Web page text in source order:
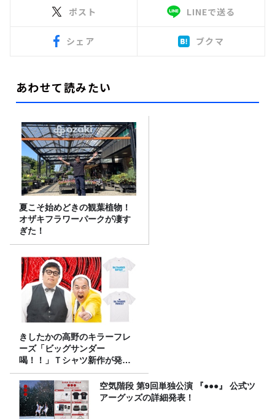
ポスト LINEで送る
シェア ブクマ
あわせて読みたい
夏こそ始めどきの観葉植物！
オザキフラワーパークが凄す
ぎた！
きしたかの高野のキラーフレ
ーズ「ビッグサンダー
喝！！」Ｔシャツ新作が発売
決定！
空気階段 第9回単独公演 『●●●』 公式ツ
アーグッズの詳細発表！